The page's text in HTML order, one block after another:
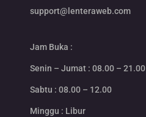
support@lenteraweb.com
Jam Buka :
Senin – Jumat : 08.00 – 21.00
Sabtu : 08.00 – 12.00
Minggu : Libur